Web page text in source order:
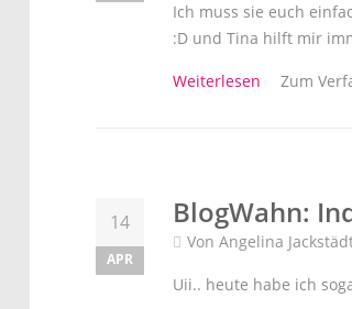
Ich muss sie euch
:D und Tina hilft mir
Weiterlesen über
Zum
14
APR
BlogWahn:
Von Angelina
Uii.. heute habe ich